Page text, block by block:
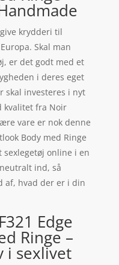
krydderi til
Skal man
er det godt med et
i deres eget
skal investeres i nyt
kvalitet fra Noir
vare er nok denne
Body med Ringe
sexlegetøj online i en
ind, så
af, hvad der er i din
Edge
Ringe –
i sexlivet